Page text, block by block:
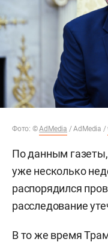
Фото: ©AdMedia / AdMedia /
По данным
уже несколько
распорядился
расследование
В то же время